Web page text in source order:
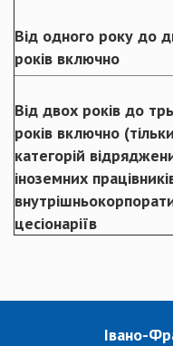
Від одного року до
років включно
Від двох років до
років включно
категорій
іноземних
цесіонаріїв
Івано-